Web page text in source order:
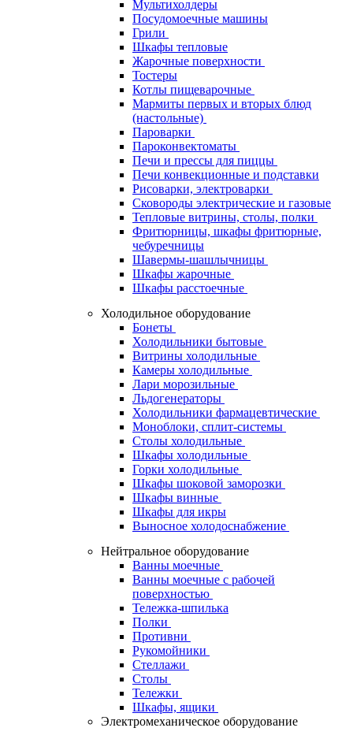
Мультихолдеры
Посудомоечные машины
Грили
Шкафы тепловые
Жарочные поверхности
Тостеры
Котлы пищеварочные
Мармиты первых и вторых блюд
(настольные)
Пароварки
Пароконвектоматы
Печи и прессы для пиццы
Печи конвекционные и подставки
Рисоварки, электроварки
Сковороды электрические и газовые
Тепловые витрины, столы, полки
Фритюрницы, шкафы фритюрные,
чебуречницы
Шавермы-шашлычницы
Шкафы жарочные
Шкафы расстоечные
Холодильное оборудование
Бонеты
Холодильники бытовые
Витрины холодильные
Камеры холодильные
Лари морозильные
Льдогенераторы
Холодильники фармацевтические
Моноблоки, сплит-системы
Столы холодильные
Шкафы холодильные
Горки холодильные
Шкафы шоковой заморозки
Шкафы винные
Шкафы для икры
Выносное холодоснабжение
Нейтральное оборудование
Ванны моечные
Ванны моечные с рабочей
поверхностью
Тележка-шпилька
Полки
Противни
Рукомойники
Стеллажи
Столы
Тележки
Шкафы, ящики
Электромеханическое оборудование